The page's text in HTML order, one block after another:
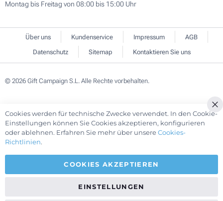
Montag bis Freitag von 08:00 bis 15:00 Uhr
Über uns Kundenservice Impressum
AGB
Datenschutz
Sitemap Kontaktieren Sie uns
© 2026 Gift Campaign S.L. Alle Rechte vorbehalten.
Cookies werden für technische Zwecke verwendet. In den Cookie-
Einstellungen können Sie Cookies akzeptieren, konfigurieren
oder ablehnen. Erfahren Sie mehr über unsereCookies-
Richtlinien.
COOKIES AKZEPTIEREN
EINSTELLUNGEN